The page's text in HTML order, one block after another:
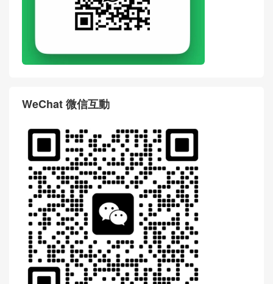
WeChat 微信互動